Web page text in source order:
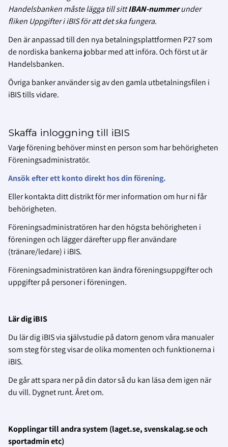
Handelsbanken måste lägga till sittIBAN-nummerunder
fliken Uppgifter i iBIS för att det ska fungera.
Den är anpassad till den nya betalningsplattformen P27 som
de nordiska bankerna jobbar med att införa.Och först ut är
Handelsbanken.
Övriga banker använder sig av den gamla utbetalningsfilen i
iBIS tills vidare.
Skaffa inloggning till iBIS
Varje förening behöver minst en person som har behörigheten
Föreningsadministratör.
Ansök efter ett konto direkt hos din förening.
Eller kontakta ditt distrikt för mer information om hur ni får
behörigheten.
Föreningsadministratören har den högsta behörigheten i
föreningen och lägger därefter upp fler användare
(tränare/ledare) i iBIS.
Föreningsadministratören kan ändra föreningsuppgifter och
uppgifter på personer i föreningen.
Lär dig iBIS
Du lär dig iBIS via självstudie på datorn genom våra manualer
som steg för steg visar de olika momenten och funktionerna i
iBIS.
De går att spara ner på din dator så du kan läsa dem igen när
du vill. Dygnet runt. Året om.
Kopplingar till andra system (laget.se, svenskalag.se och
sportadmin etc)